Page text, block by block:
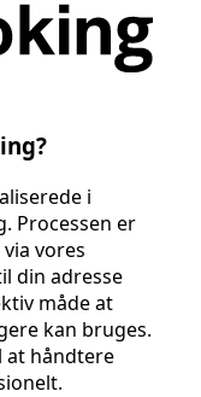
i
Processen er
vores
din adresse
måde at
kan bruges.
at håndtere